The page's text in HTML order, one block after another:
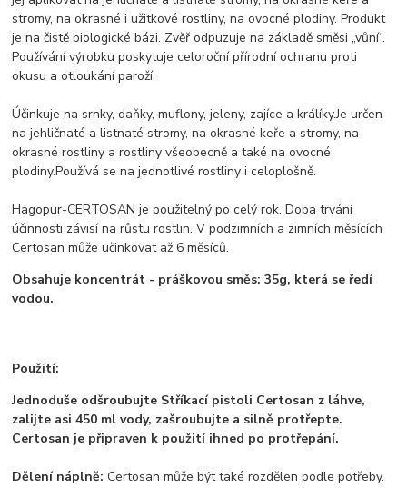
stromy, na okrasné i užitkové rostliny, na ovocné plodiny. Produkt
je na čistě biologické bázi. Zvěř odpuzuje na základě směsi „vůní“.
Používání výrobku poskytuje celoroční přírodní ochranu proti
okusu a otloukání paroží.
Účinkuje na srnky, daňky, muflony, jeleny, zajíce a králíky.Je určen
na jehličnaté a listnaté stromy, na okrasné keře a stromy, na
okrasné rostliny a rostliny všeobecně a také na ovocné
plodiny.Používá se na jednotlivé rostliny i celoplošně.
Hagopur-CERTOSAN je použitelný po celý rok. Doba trvání
účinnosti závisí na růstu rostlin. V podzimních a zimních měsících
Certosan může učinkovat až 6 měsíců.
Obsahuje koncentrát - práškovou směs: 35g, která se ředí
vodou.
Použití:
Jednoduše odšroubujte Stříkací pistoli Certosan z láhve,
zalijte asi 450 ml vody, zašroubujte a silně protřepte.
Certosan je připraven k použití ihned po protřepání.
Dělení náplně:Certosan může být také rozdělen podle potřeby.